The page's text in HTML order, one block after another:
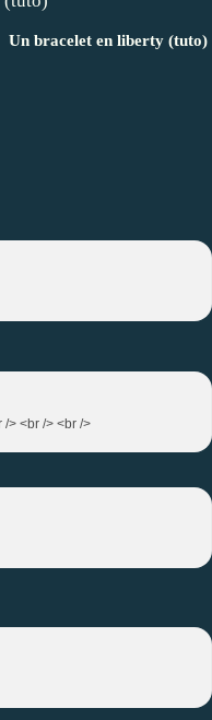
Un bracelet en liberty (tuto)
> <br /> <br />